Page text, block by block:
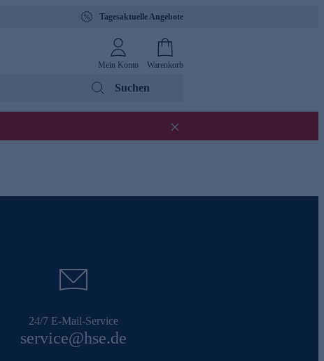
Tagesaktuelle Angebote
Mein Konto Warenkorb
Suchen
24/7 E-Mail-Service
service@hse.de